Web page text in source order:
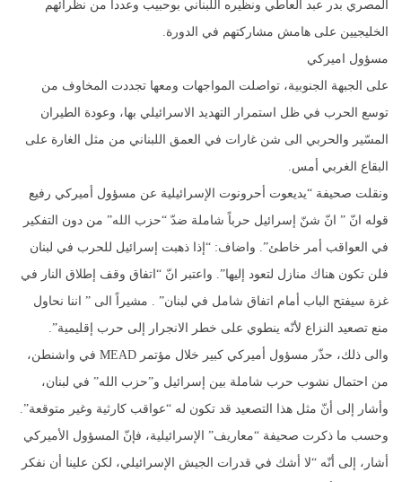
المصري بدر عبد العاطي ونظيره اللبناني بوحبيب وعدداً من نظرائهم
الخليجيين على هامش مشاركتهم في الدورة.
مسؤول اميركي
على الجبهة الجنوبية، تواصلت المواجهات ومعها تجددت المخاوف من
توسع الحرب في ظل استمرار التهديد الاسرائيلي بها، وعودة الطيران
المسّير والحربي الى شن غارات في العمق اللبناني من مثل الغارة على
البقاع الغربي أمس.
قوله انّ ” انّ شنّ إسرائيل حرباً شاملة ضدّ “حزب الله” من دون التفكير
في العواقب أمر خاطئ”‎. واضاف:‎ “إذا ذهبت إسرائيل للحرب في لبنان
فلن تكون هناك منازل لتعود إليها‎”. واعتبر‎ انّ “اتفاق وقف إطلاق النار في
غزة سيفتح الباب أمام اتفاق شامل في لبنان‎” . مشيراً الى ” اننا نحاول
منع تصعيد النزاع لأنّه ينطوي على خطر الانجرار إلى حرب إقليمية”.‎
والى ذلك، حذّر مسؤول أميركي كبير خلال مؤتمر MEAD في واشنطن،
من احتمال نشوب حرب شاملة بين إسرائيل و”حزب الله” في لبنان،
وأشار إلى أنّ مثل هذا التصعيد قد تكون له “عواقب كارثية وغير متوقعة”.
وحسب ما ذكرت صحيفة “معاريف” الإسرائيلية، فإنّ المسؤول الأميركي
أشار، إلى أنّه “لا أشك في قدرات الجيش الإسرائيلي، لكن علينا أن نفكر